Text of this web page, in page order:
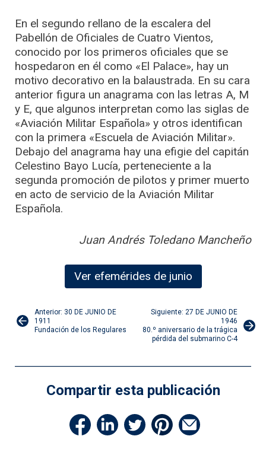
En el segundo rellano de la escalera del
Pabellón de Oficiales de Cuatro Vientos,
conocido por los primeros oficiales que se
hospedaron en él como «El Palace», hay un
motivo decorativo en la balaustrada. En su cara
anterior figura un anagrama con las letras A, M
y E, que algunos interpretan como las siglas de
«Aviación Militar Española» y otros identifican
con la primera «Escuela de Aviación Militar».
Debajo del anagrama hay una efigie del capitán
Celestino Bayo Lucía, perteneciente a la
segunda promoción de pilotos y primer muerto
en acto de servicio de la Aviación Militar
Española.
Juan Andrés Toledano Mancheño
Ver efemérides de junio
Navegación
entradas
Anterior: 30 DE JUNIO DE
1911
Fundación de los Regulares
Siguiente: 27 DE JUNIO DE
1946
80.º aniversario de la trágica
pérdida del submarino C-4
Compartir esta publicación